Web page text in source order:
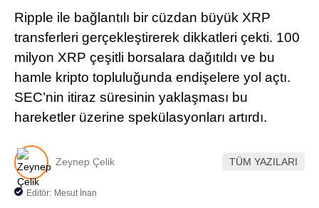
Telegram
Ripple ile bağlantılı bir cüzdan büyük XRP
transferleri gerçekleştirerek dikkatleri çekti. 100
milyon XRP çeşitli borsalara dağıtıldı ve bu
hamle kripto topluluğunda endişelere yol açtı.
SEC’nin itiraz süresinin yaklaşması bu
hareketler üzerine spekülasyonları artırdı.
Zeynep Çelik TÜM YAZILARI
Editör: Mesut İnan